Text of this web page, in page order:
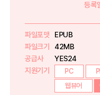
등록
파일포맷
EPUB
파일크기
42MB
공급사
YES24
지원기기
PC
웹뷰어